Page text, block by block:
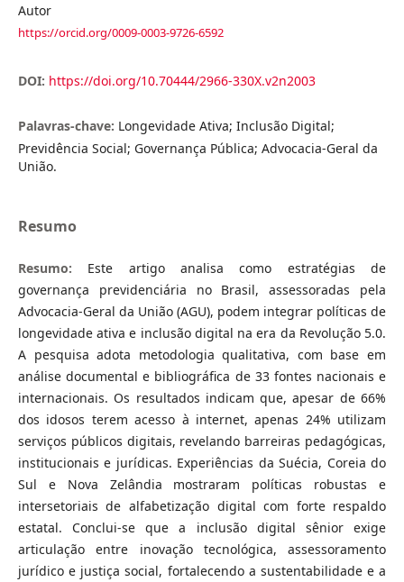
Autor
https://orcid.org/0009-0003-9726-6592
DOI: https://doi.org/10.70444/2966-330X.v2n2003
Palavras-chave: Longevidade Ativa; Inclusão Digital;
Previdência Social; Governança Pública; Advocacia-Geral da
União.
Resumo
Resumo: Este artigo analisa como estratégias de
governança previdenciária no Brasil, assessoradas pela
Advocacia-Geral da União (AGU), podem integrar políticas de
longevidade ativa e inclusão digital na era da Revolução 5.0.
A pesquisa adota metodologia qualitativa, com base em
análise documental e bibliográfica de 33 fontes nacionais e
internacionais. Os resultados indicam que, apesar de 66%
dos idosos terem acesso à internet, apenas 24% utilizam
serviços públicos digitais, revelando barreiras pedagógicas,
institucionais e jurídicas. Experiências da Suécia, Coreia do
Sul e Nova Zelândia mostraram políticas robustas e
intersetoriais de alfabetização digital com forte respaldo
estatal. Conclui-se que a inclusão digital sênior exige
articulação entre inovação tecnológica, assessoramento
jurídico e justiça social, fortalecendo a sustentabilidade e a